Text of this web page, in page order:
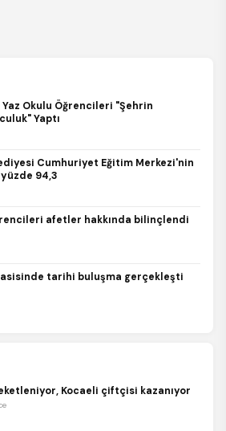
Yaz Okulu Öğrencileri "Şehrin
Yaptı
Cumhuriyet Eğitim Merkezi'nin
yüzde 94,3
afetler hakkında bilinçlendi
tarihi buluşma gerçekleşti
Kocaeli çiftçisi kazanıyor